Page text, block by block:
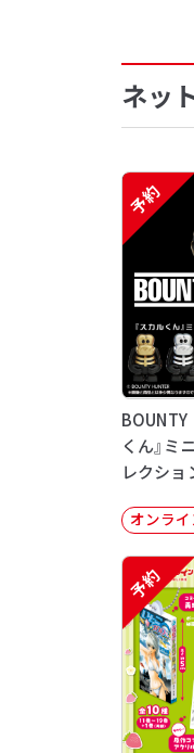
ネッ
予約
くん』ミ
レクショ
オンライ
予約